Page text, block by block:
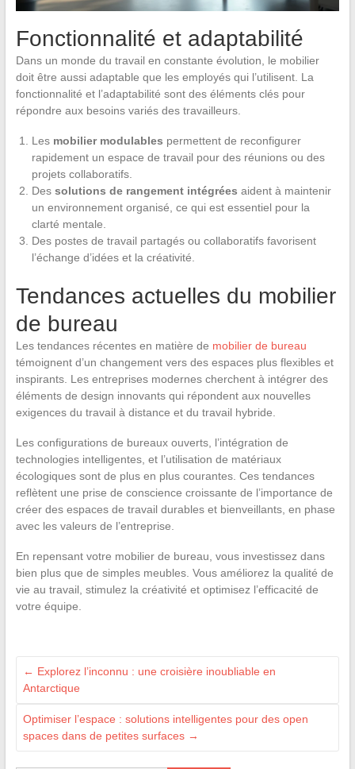
Fonctionnalité et adaptabilité
Dans un monde du travail en constante évolution, le mobilier
doit être aussi adaptable que les employés qui l’utilisent. La
fonctionnalité et l’adaptabilité sont des éléments clés pour
répondre aux besoins variés des travailleurs.
Les mobilier modulables permettent de reconfigurer
rapidement un espace de travail pour des réunions ou des
projets collaboratifs.
Des solutions de rangement intégrées aident à maintenir
un environnement organisé, ce qui est essentiel pour la
clarté mentale.
Des postes de travail partagés ou collaboratifs favorisent
l’échange d’idées et la créativité.
Tendances actuelles du mobilier
de bureau
Les tendances récentes en matière de mobilier de bureau
témoignent d’un changement vers des espaces plus flexibles et
inspirants. Les entreprises modernes cherchent à intégrer des
éléments de design innovants qui répondent aux nouvelles
exigences du travail à distance et du travail hybride.
Les configurations de bureaux ouverts, l’intégration de
technologies intelligentes, et l’utilisation de matériaux
écologiques sont de plus en plus courantes. Ces tendances
reflètent une prise de conscience croissante de l’importance de
créer des espaces de travail durables et bienveillants, en phase
avec les valeurs de l’entreprise.
En repensant votre mobilier de bureau, vous investissez dans
bien plus que de simples meubles. Vous améliorez la qualité de
vie au travail, stimulez la créativité et optimisez l’efficacité de
votre équipe.
← Explorez l’inconnu : une croisière inoubliable en
Antarctique
Optimiser l’espace : solutions intelligentes pour des open
spaces dans de petites surfaces →